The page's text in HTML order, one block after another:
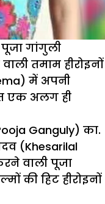
गांगुली
तमाम हीरोइनों
में अपनी
एक अलग ही
Ganguly) का.
(Khesarilal
वाली पूजा
की हिट हीरोइनों